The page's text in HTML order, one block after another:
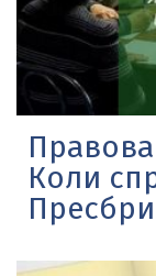
Правова
Коли